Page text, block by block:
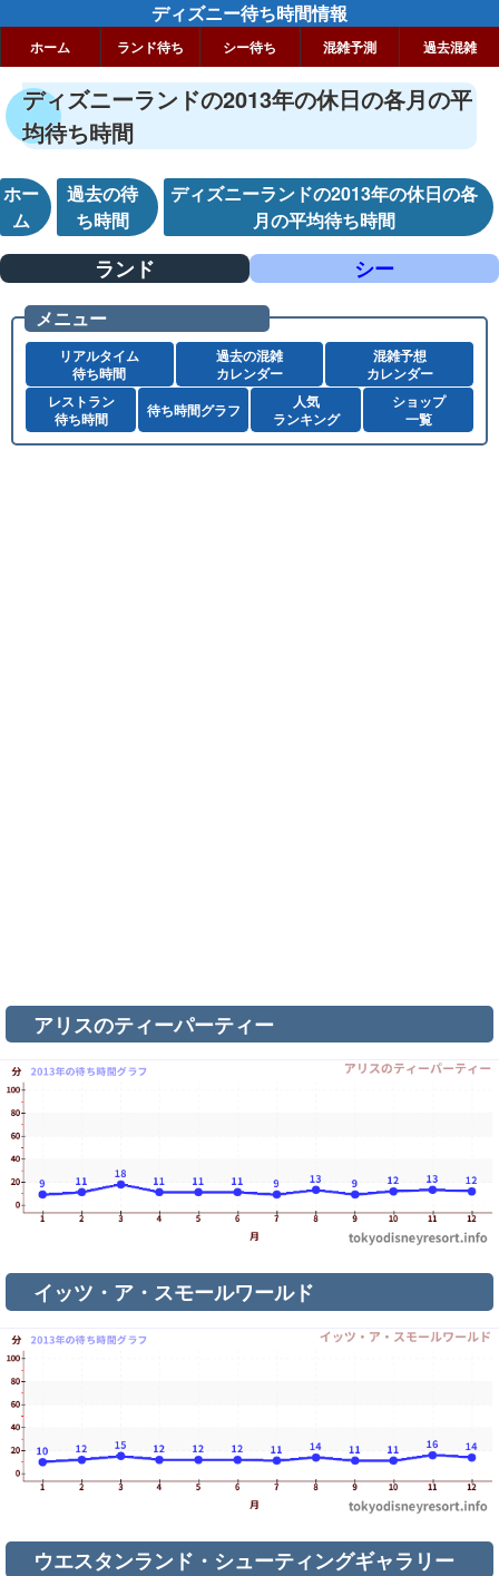
ディズニー待ち時間情報
ホーム ランド待ち シー待ち 混雑予測 過去混雑
ディズニーランドの2013年の休日の各月の平
均待ち時間
ホー
ム
過去の待
ち時間
ディズニーランドの2013年の休日の各
月の平均待ち時間
ランド シー
メニュー
リアルタイム
待ち時間
過去の混雑
カレンダー
混雑予想
カレンダー
レストラン
待ち時間
待ち時間グラフ
人気
ランキング
ショップ
一覧
アリスのティーパーティー
イッツ・ア・スモールワールド
ウエスタンランド・シューティングギャラリー